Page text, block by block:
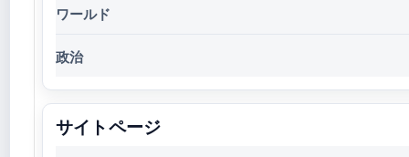
ワールド
政治
サイトページ